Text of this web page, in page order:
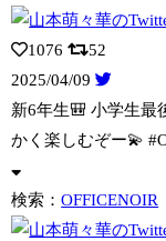
1076
52
2025/04/09
新6年生🎒 小学生最
かく楽しむぞー💫
検索：OFFICENOIR